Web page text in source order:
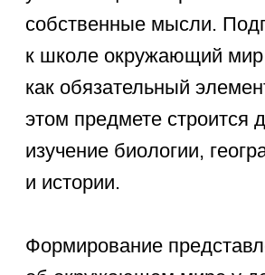
вида. К 6-7 годам дошкольник должен
оперировать понятиями «дикие»
и «домашние» животные, а также
знать, какую пользу они приносят
В рамках изучениярастений важно
кустарники и цветы. Знания о природе
что растениям нужны вода, свет
и тепло. Ребенок должен уметь